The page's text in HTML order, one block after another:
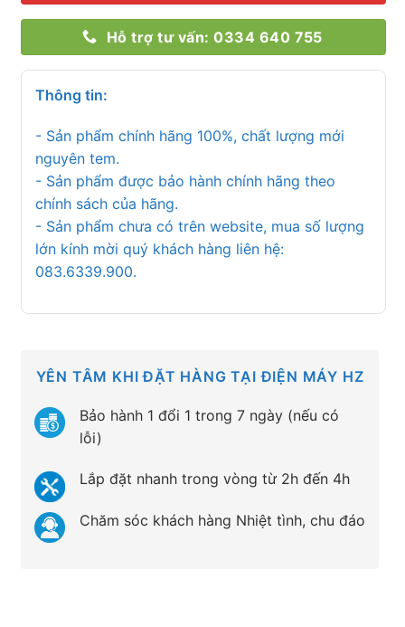
Hỗ trợ tư vấn: 0334 640 755
Thông tin:
- Sản phẩm chính hãng 100%, chất lượng mới
nguyên tem.
- Sản phẩm được bảo hành chính hãng theo
chính sách của hãng.
- Sản phẩm chưa có trên website, mua số lượng
lớn kính mời quý khách hàng liên hệ:
083.6339.900.
YÊN TÂM KHI ĐẶT HÀNG TẠI ĐIỆN MÁY HZ
Bảo hành 1 đổi 1 trong 7 ngày (nếu có
lỗi)
Lắp đặt nhanh trong vòng từ 2h đến 4h
Chăm sóc khách hàng Nhiệt tình, chu đáo